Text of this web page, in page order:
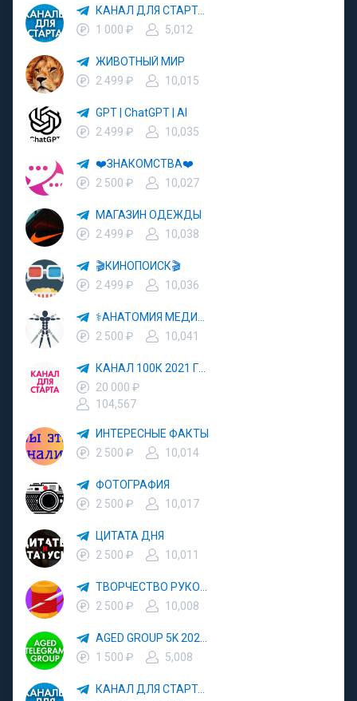
КАНАЛ ДЛЯ СТАРТА 5000
1 000 ₽
5,012
ЖИВОТНЫЙ МИР
2 499 ₽
10,015
GPT | ChatGPT | AI
2 499 ₽
10,035
❤️ЗНАКОМСТВА❤️
2 500 ₽
10,027
МАГАЗИН ОДЕЖДЫ
2 499 ₽
10,038
🎬КИНОПОИСК🎬
2 499 ₽
10,036
2 500 ₽
10,041
20 000 ₽
104,567
ИНТЕРЕСНЫЕ ФАКТЫ
2 500 ₽
10,014
ФОТОГРАФИЯ
2 500 ₽
10,017
ЦИТАТА ДНЯ
2 500 ₽
10,011
2 500 ₽
10,008
1 500 ₽
5,008
КАНАЛ ДЛЯ СТАРТА 3000